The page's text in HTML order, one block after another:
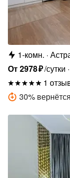
1-комн.
От2978₽/сутки
1
30%